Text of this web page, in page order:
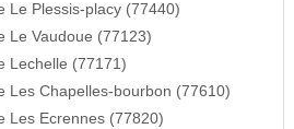
Le Plessis-placy (77440)
Le Vaudoue (77123)
Lechelle (77171)
Les Chapelles-bourbon (77610)
Les Ecrennes (77820)